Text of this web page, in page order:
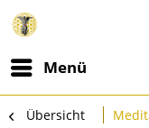
Menü
Übersicht